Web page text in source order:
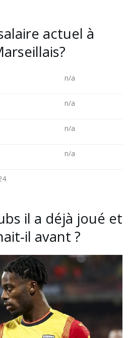
actuel à
n/a
n/a
n/a
n/a
il a déjà joué et
il avant ?